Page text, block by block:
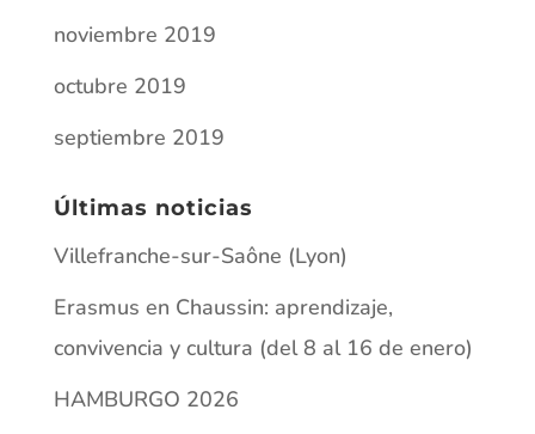
noviembre 2019
octubre 2019
septiembre 2019
Últimas noticias
Villefranche-sur-Saône (Lyon)
Erasmus en Chaussin: aprendizaje,
convivencia y cultura (del 8 al 16 de enero)
HAMBURGO 2026